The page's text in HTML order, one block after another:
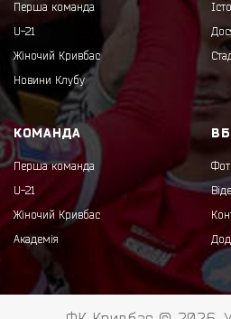
Перша команда
U-21
Жіночий Кривбас
Новини Клубу
КОМАНДА
Перша команда
U-21
Жіночий Кривбас
Академія